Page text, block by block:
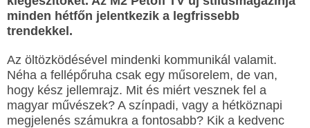
minden hétfőn jelentkezik a legfrissebb
trendekkel.
Az öltözködésével mindenki kommunikál valamit.
Néha a fellépőruha csak egy műsorelem, de van,
hogy kész jellemrajz. Mit és miért vesznek fel a
magyar művészek? A színpadi, vagy a hétköznapi
megjelenés számukra a fontosabb? Kik a kedvenc